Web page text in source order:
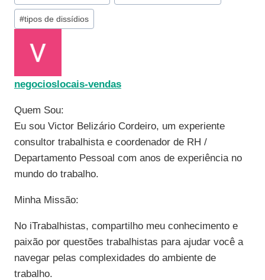
#tipos de dissídios
negocioslocais-vendas
Quem Sou:
Eu sou Victor Belizário Cordeiro, um experiente
consultor trabalhista e coordenador de RH /
Departamento Pessoal com anos de experiência no
mundo do trabalho.
Minha Missão:
No iTrabalhistas, compartilho meu conhecimento e
paixão por questões trabalhistas para ajudar você a
navegar pelas complexidades do ambiente de
trabalho.